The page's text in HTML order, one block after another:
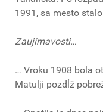
1991, sa mesto
Zaujímavosti…
… Vroku 1908 bola
Matulji pozdĺž